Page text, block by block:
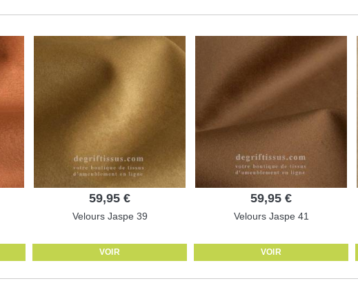
59,95 €
Velours Jaspe 39
VOIR
59,95 €
Velours Jaspe 41
VOIR